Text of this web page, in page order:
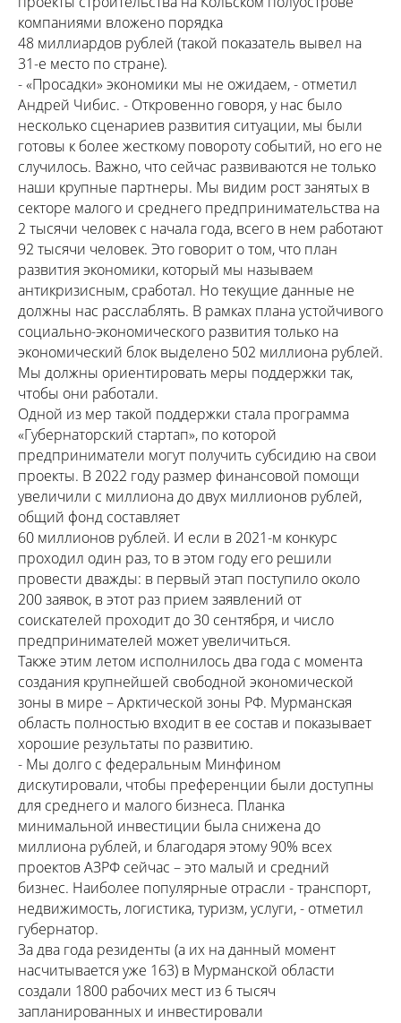
компаниями вложено порядка
48 миллиардов рублей (такой показатель вывел на
31-е место по стране).
- «Просадки» экономики мы не ожидаем, - отметил
Андрей Чибис. - Откровенно говоря, у нас было
несколько сценариев развития ситуации, мы были
готовы к более жесткому повороту событий, но его не
случилось. Важно, что сейчас развиваются не только
наши крупные партнеры. Мы видим рост занятых в
секторе малого и среднего предпринимательства на
2 тысячи человек с начала года, всего в нем работают
92 тысячи человек. Это говорит о том, что план
развития экономики, который мы называем
антикризисным, сработал. Но текущие данные не
должны нас расслаблять. В рамках плана устойчивого
социально-экономического развития только на
экономический блок выделено 502 миллиона рублей.
Мы должны ориентировать меры поддержки так,
чтобы они работали.
Одной из мер такой поддержки стала программа
«Губернаторский стартап», по которой
предприниматели могут получить субсидию на свои
проекты. В 2022 году размер финансовой помощи
увеличили с миллиона до двух миллионов рублей,
общий фонд составляет
60 миллионов рублей. И если в 2021-м конкурс
проходил один раз, то в этом году его решили
провести дважды: в первый этап поступило около
200 заявок, в этот раз прием заявлений от
соискателей проходит до 30 сентября, и число
предпринимателей может увеличиться.
Также этим летом исполнилось два года с момента
создания крупнейшей свободной экономической
зоны в мире – Арктической зоны РФ. Мурманская
область полностью входит в ее состав и показывает
хорошие результаты по развитию.
- Мы долго с федеральным Минфином
дискутировали, чтобы преференции были доступны
для среднего и малого бизнеса. Планка
минимальной инвестиции была снижена до
миллиона рублей, и благодаря этому 90% всех
проектов АЗРФ сейчас – это малый и средний
бизнес. Наиболее популярные отрасли - транспорт,
недвижимость, логистика, туризм, услуги, - отметил
губернатор.
За два года резиденты (а их на данный момент
насчитывается уже 163) в Мурманской области
создали 1800 рабочих мест из 6 тысяч
запланированных и инвестировали